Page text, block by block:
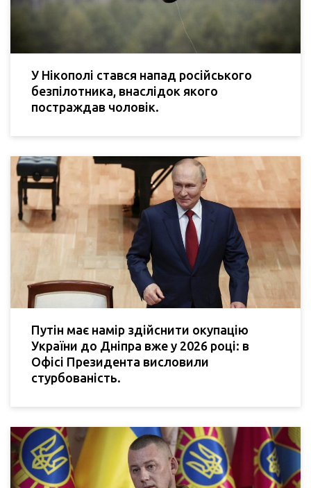
У Нікополі стався напад російського
безпілотника, внаслідок якого
постраждав чоловік.
Путін має намір здійснити окупацію
України до Дніпра вже у 2026 році: в
Офісі Президента висловили
стурбованість.